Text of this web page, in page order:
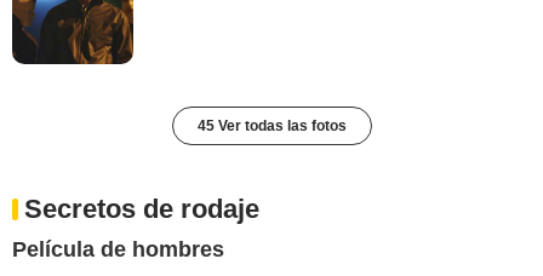
45 Ver todas las fotos
Secretos de rodaje
Película de hombres